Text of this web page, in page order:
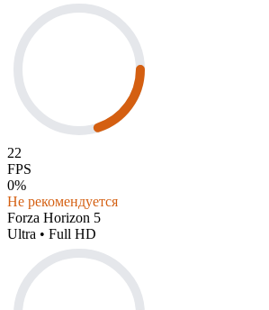
22
FPS
0%
Не рекомендуется
Forza Horizon 5
Ultra • Full HD